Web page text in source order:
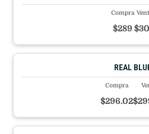
Compra
$289
REAL
Compra
$296.02